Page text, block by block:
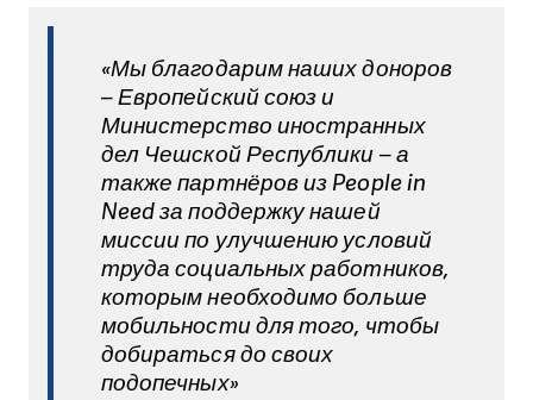
«Мы благодарим наших доноров
– Европейский союз и
Министерство иностранных
дел Чешской Республики – а
также партнёров из People in
Need за поддержку нашей
миссии по улучшению условий
труда социальных работников,
которым необходимо больше
мобильности для того, чтобы
добираться до своих
подопечных»